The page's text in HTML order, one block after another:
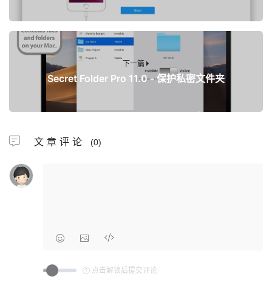
下一篇
Secret Folder Pro 11.0 - 保护私密文件夹
文章评论 (0)
点击解锁后提交评论